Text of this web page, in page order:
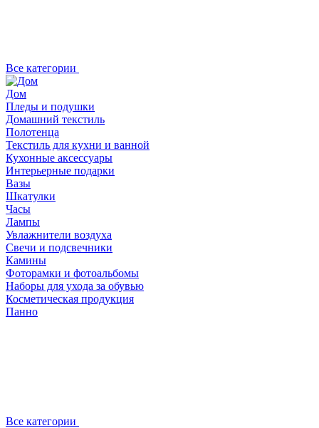
Все категории
Дом
Пледы и подушки
Домашний текстиль
Полотенца
Текстиль для кухни и ванной
Кухонные аксессуары
Интерьерные подарки
Вазы
Шкатулки
Часы
Лампы
Увлажнители воздуха
Свечи и подсвечники
Камины
Фоторамки и фотоальбомы
Наборы для ухода за обувью
Косметическая продукция
Панно
Все категории